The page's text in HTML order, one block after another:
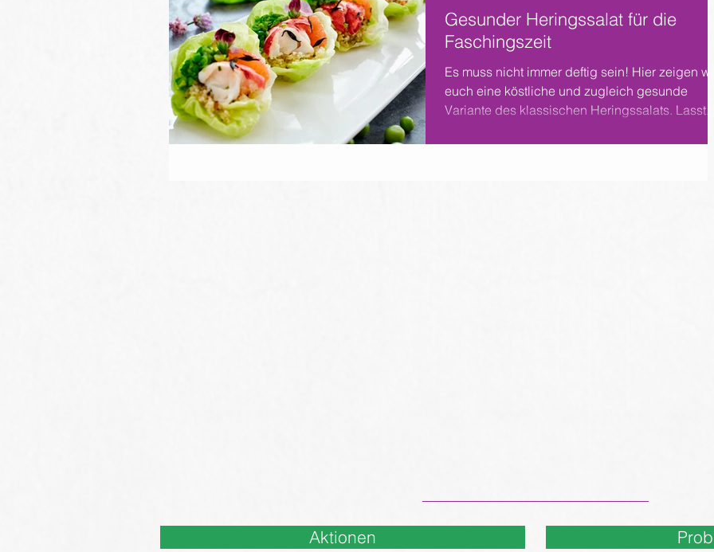
Gesunder Heringssalat für die
Faschingszeit
Es muss nicht immer deftig sein! Hier zeigen
euch eine köstliche und zugleich gesunde
Variante des klassischen Heringssalats.
Aktionen